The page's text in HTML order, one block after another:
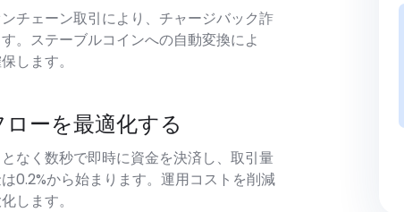
チェーン取引により、チャージバック詐
。ステーブルコインへの自動変換によ
します。
ーを最適化する
なく数秒で即時に資金を決済し、取引量
0.2%から始まります。運用コストを削減
します。